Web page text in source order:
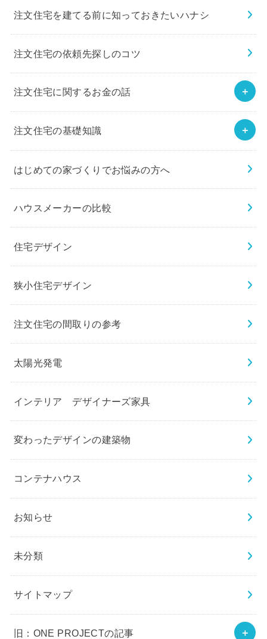
注文住宅を建てる前に知っておきたいハナシ
注文住宅の依頼先探しのコツ
注文住宅に関するお金の話
注文住宅の基礎知識
はじめての家づくりでお悩みの方へ
ハウスメーカーの比較
住宅デザイン
狭小住宅デザイン
注文住宅の間取りの参考
太陽光発電
インテリア デザイナーズ家具
変わったデザインの建築物
コンテナハウス
お知らせ
未分類
サイトマップ
旧：ONE PROJECTの記事